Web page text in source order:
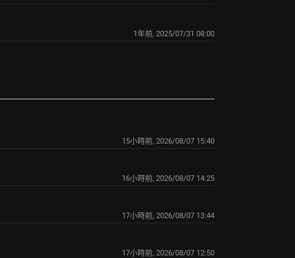
1年前, 2025/07/31 08:00
15小時前, 2026/08/07 15:40
16小時前, 2026/08/07 14:25
17小時前, 2026/08/07 13:44
17小時前, 2026/08/07 12:50